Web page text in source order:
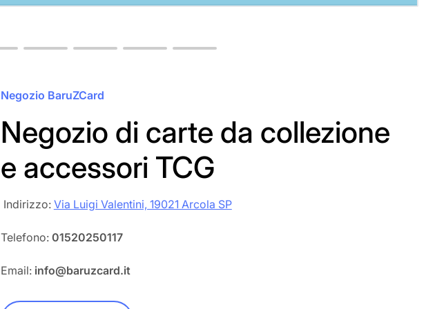
Negozio BaruZCard
Negozio di carte da collezione
e accessori TCG
‎‎ Indirizzo: Via Luigi Valentini, 19021 Arcola SP
Telefono: 01520250117
Email: info@baruzcard.it